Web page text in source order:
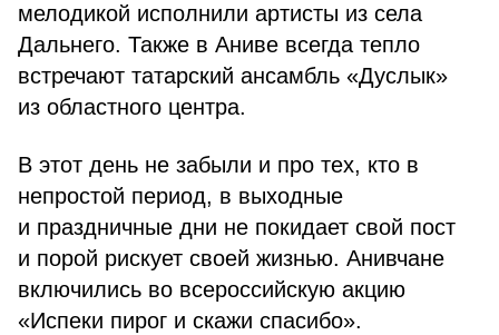
мелодикой исполнили артисты из села
Дальнего. Также в Аниве всегда тепло
встречают татарский ансамбль «Дуслык»
из областного центра.
В этот день не забыли и про тех, кто в
непростой период, в выходные
и праздничные дни не покидает свой пост
и порой рискует своей жизнью. Анивчане
включились во всероссийскую акцию
«Испеки пирог и скажи спасибо».